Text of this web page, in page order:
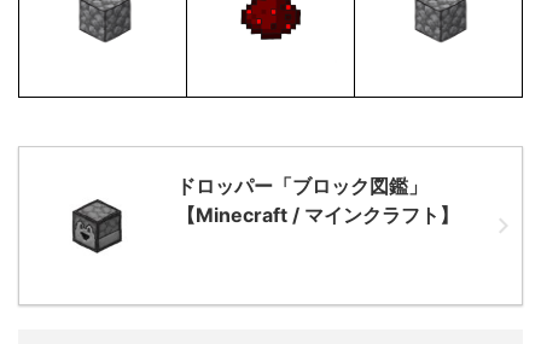
ドロッパー「ブロック図鑑」
【Minecraft / マインクラフト】